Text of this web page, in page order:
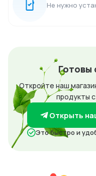
Не нужно
Готовы
Откройте наш
продукты
Открыть
Это быстро и